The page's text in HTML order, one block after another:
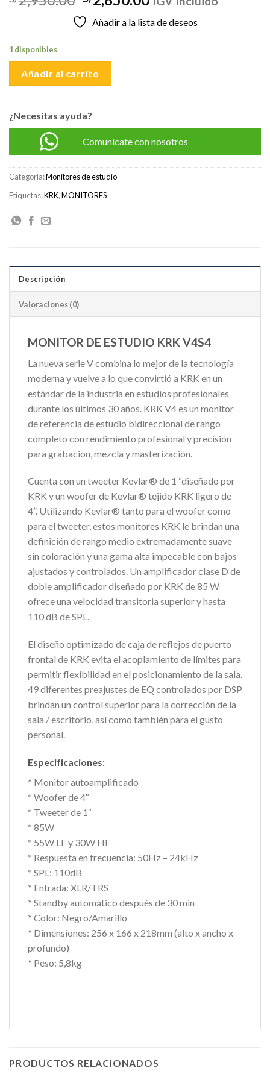
precio
original
actual
Añadir a la lista de deseos
1 disponibles
Añadir al carrito
¿Necesitas ayuda?
Comunícate con nosotros
Categoría:Monitores de estudio
Etiquetas:KRK,MONITORES
Descripción
Valoraciones (0)
MONITOR DE ESTUDIO KRK V4S4
La nueva serie V combina lo mejor de la tecnología
moderna y vuelve a lo que convirtió a KRK en un
estándar de la industria en estudios profesionales
durante los últimos 30 años. KRK V4 es un monitor
de referencia de estudio bidireccional de rango
completo con rendimiento profesional y precisión
para grabación, mezcla y masterización.
Cuenta con un tweeter Kevlar® de 1 “diseñado por
KRK y un woofer de Kevlar® tejido KRK ligero de
4”. Utilizando Kevlar® tanto para el woofer como
para el tweeter, estos monitores KRK le brindan una
definición de rango medio extremadamente suave
sin coloración y una gama alta impecable con bajos
ajustados y controlados. Un amplificador clase D de
doble amplificador diseñado por KRK de 85 W
ofrece una velocidad transitoria superior y hasta
110 dB de SPL.
El diseño optimizado de caja de reflejos de puerto
frontal de KRK evita el acoplamiento de límites para
permitir flexibilidad en el posicionamiento de la sala.
49 diferentes preajustes de EQ controlados por DSP
brindan un control superior para la corrección de la
sala / escritorio, así como también para el gusto
personal.
Especificaciones:
* Monitor autoamplificado
* Woofer de 4″
* Tweeter de 1″
* 85W
* 55W LF y 30W HF
* Respuesta en frecuencia: 50Hz – 24kHz
* SPL: 110dB
* Entrada: XLR/TRS
* Standby automático después de 30 min
* Color: Negro/Amarillo
* Dimensiones: 256 x 166 x 218mm (alto x ancho x
profundo)
* Peso: 5,8kg
PRODUCTOS RELACIONADOS